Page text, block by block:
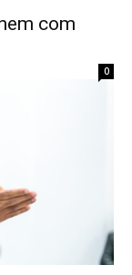
com
0